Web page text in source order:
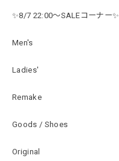
✨8/7 22:00～SALEコーナー✨
Men's
Ladies'
Remake
Goods / Shoes
Original
ンズLサイズ